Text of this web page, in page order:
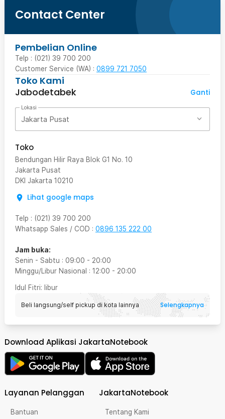
Contact Center
Pembelian Online
Telp : (021) 39 700 200
Customer Service (WA) : 0899 721 7050
Toko Kami
Jabodetabek
Ganti
Lokasi
Jakarta Pusat
Toko
Bendungan Hilir Raya Blok G1 No. 10
Jakarta Pusat
DKI Jakarta 10210
Lihat google maps
Telp : (021) 39 700 200
Whatsapp Sales / COD : 0896 135 222 00
Jam buka:
Senin - Sabtu : 09:00 - 20:00
Minggu/Libur Nasional : 12:00 - 20:00
Idul Fitri: libur
Beli langsung/self pickup di kota lainnya Selengkapnya
Download Aplikasi JakartaNotebook
Layanan Pelanggan
Bantuan
JakartaNotebook
Tentang Kami